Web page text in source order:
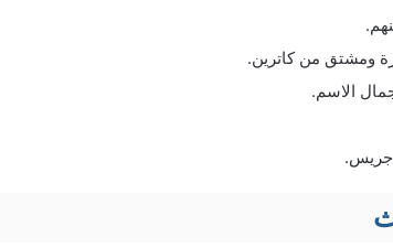
ومشتق من كاترين.
الاسم.
جريس.